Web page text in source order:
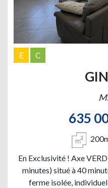
E C
635
En Exclusivité ! Axe
minutes) situé à 40
ferme isolée,